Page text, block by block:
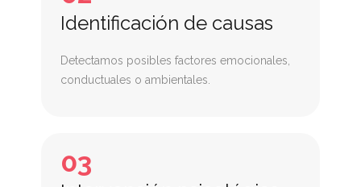
Identificación de causas
Detectamos posibles factores emocionales,
conductuales o ambientales.
03